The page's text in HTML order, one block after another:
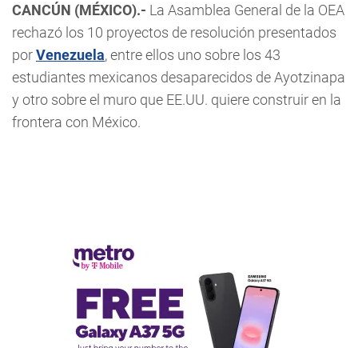
CANCÚN (MÉXICO).- La Asamblea General de la OEA
rechazó los 10 proyectos de resolución presentados
porVenezuela, entre ellos uno sobre los 43
estudiantes mexicanos desaparecidos de Ayotzinapa
y otro sobre el muro que EE.UU. quiere construir en la
frontera con México.